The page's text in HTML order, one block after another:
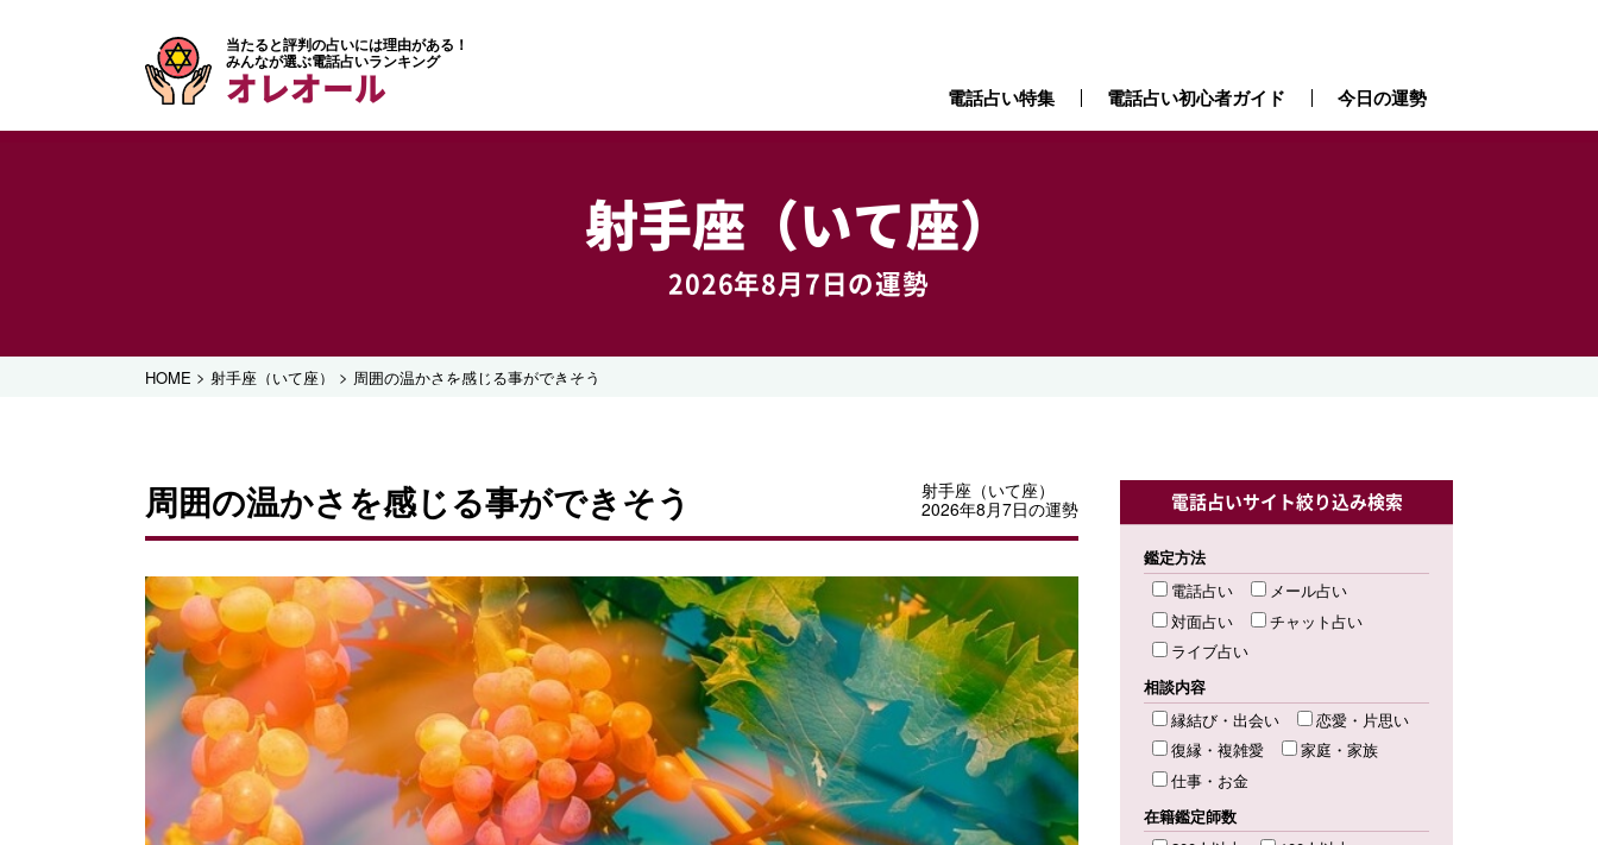
当たると評判の占いには理由がある！
みんなが選ぶ電話占いランキング
オレオール 電話占い特集 電話占い初心者ガイド 今日の運勢
射手座（いて座）
2026年8月7日の運勢
HOME > 射手座（いて座） > 周囲の温かさを感じる事ができそう
周囲の温かさを感じる事ができそう
射手座（いて座）
2026年8月7日の運勢
電話占いサイト絞り込み検索
鑑定方法
電話占い
メール占い
対面占い
チャット占い
ライブ占い
相談内容
縁結び・出会い
恋愛・片思い
復縁・複雑愛
家庭・家族
仕事・お金
在籍鑑定師数